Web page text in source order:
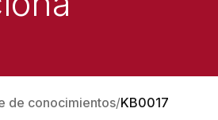
de conocimientos KB0017